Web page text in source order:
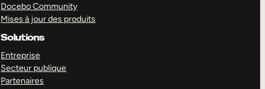
Docebo Community
Mises à jour des produits
Solutions
Entreprise
Secteur publique
Partenaires